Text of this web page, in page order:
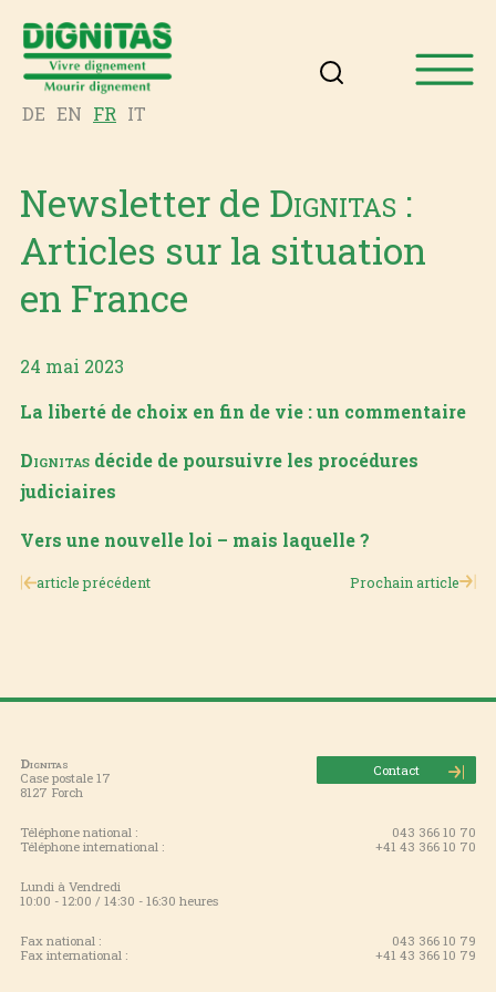
DE EN FR IT
Newsletter de Dignitas:
Articles sur la situation
en France
24 mai 2023
La liberté de choix en fin de vie : un commentaire
Dignitasdécide de poursuivre les procédures
judiciaires
Vers une nouvelle loi – mais laquelle ?
article précédent Prochain article
Dignitas
Case postale 17
8127 Forch
Contact
Téléphone national :
043 366 10 70
Téléphone international :
+41 43 366 10 70
Lundi à Vendredi
10:00 - 12:00 / 14:30 - 16:30 heures
Fax national :
043 366 10 79
Fax international :
+41 43 366 10 79